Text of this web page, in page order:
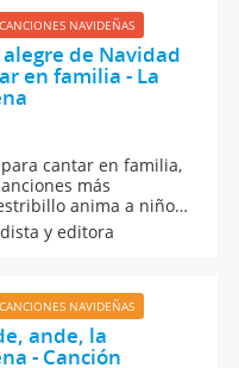
NAVIDEÑAS
de Navidad
en familia - La
cantar en familia,
más
anima a niños
alrededor del
y un
y editora
NAVIDEÑAS
ande, la
- Canción